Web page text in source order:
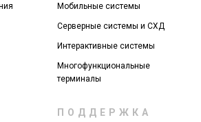
Мобильные системы
Серверные системы и СХД
Интерактивные системы
Многофункциональные
терминалы
ПОДДЕРЖКА